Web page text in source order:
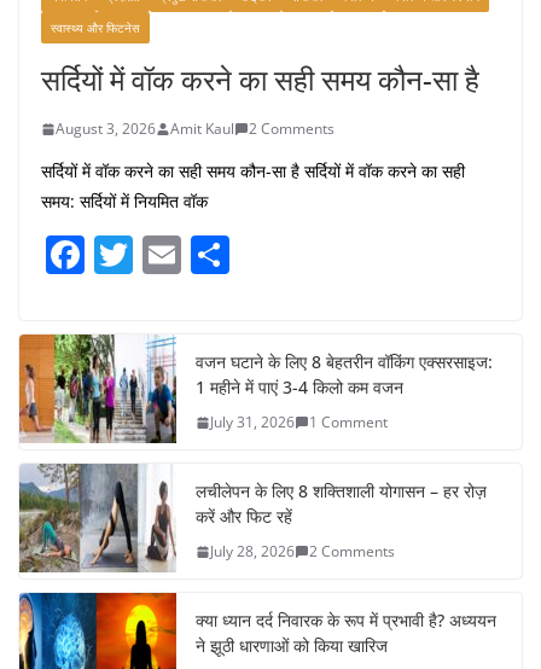
स्वास्थ्य और फिटनेस
सर्दियों में वॉक करने का सही समय कौन-सा है
August 3, 2026 Amit Kaul 2 Comments
सर्दियों में वॉक करने का सही समय कौन-सा है सर्दियों में वॉक करने का सही
समय: सर्दियों में नियमित वॉक
F
c
e
b
o
o
k
T
itt
er
E
e
वजन घटाने के लिए 8 बेहतरीन वॉकिंग एक्सरसाइज:
1 महीने में पाएं 3-4 किलो कम वजन
July 31, 2026 1 Comment
लचीलेपन के लिए 8 शक्तिशाली योगासन – हर रोज़
करें और फिट रहें
July 28, 2026 2 Comments
क्या ध्यान दर्द निवारक के रूप में प्रभावी है? अध्ययन
ने झूठी धारणाओं को किया खारिज